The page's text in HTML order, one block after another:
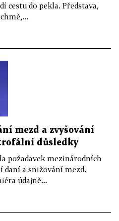
cestu do pekla. Představa,
mezd a zvyšování
důsledky
požadavek mezinárodních
daní a snižování mezd.
údajně...